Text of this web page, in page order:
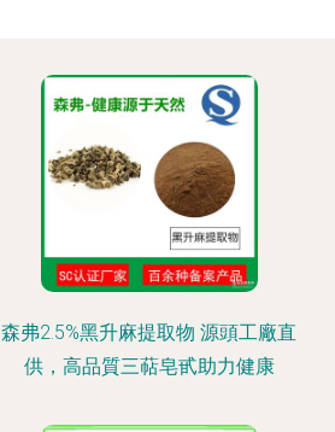
森弗2.5%黑升麻提取物 源頭工廠直
供，高品質三萜皂甙助力健康